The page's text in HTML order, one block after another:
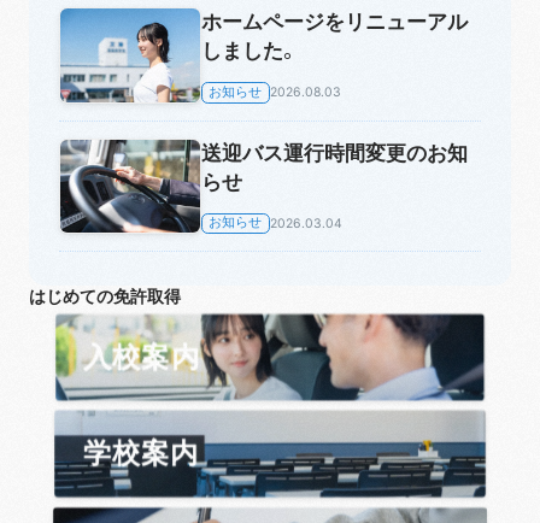
ホームページをリニューアル
しました。
お知らせ 2026.08.03
送迎バス運行時間変更のお知
らせ
お知らせ 2026.03.04
はじめての免許取得
入校案内
学校案内